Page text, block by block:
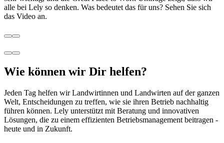
alle bei Lely so denken. Was bedeutet das für uns? Sehen Sie sich
das Video an.
Wie können wir Dir helfen?
Jeden Tag helfen wir Landwirtinnen und Landwirten auf der ganzen
Welt, Entscheidungen zu treffen, wie sie ihren Betrieb nachhaltig
führen können. Lely unterstützt mit Beratung und innovativen
Lösungen, die zu einem effizienten Betriebsmanagement beitragen -
heute und in Zukunft.